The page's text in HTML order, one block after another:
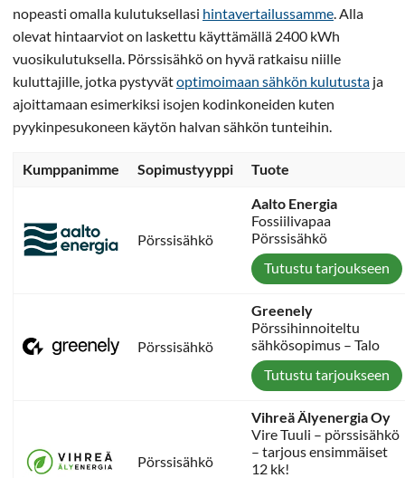
nopeasti omalla kulutuksellasi hintavertailussamme . Alla
olevat hintaarviot on laskettu käyttämällä 2400 kWh
vuosikulutuksella. Pörssisähkö on hyvä ratkaisu niille
kuluttajille, jotka pystyvätoptimoimaan sähkön kulutusta ja
ajoittamaan esimerkiksi isojen kodinkoneiden kuten
pyykinpesukoneen käytön halvan sähkön tunteihin.
Kumppanimme Sopimustyyppi Tuote
Pörssisähkö
Aalto Energia
Fossiilivapaa
Pörssisähkö
Tutustu tarjoukseen
Pörssisähkö
Greenely
Pörssihinnoiteltu
sähkösopimus – Talo
Tutustu tarjoukseen
Pörssisähkö
Vihreä Älyenergia Oy
Vire Tuuli – pörssisähkö
– tarjous ensimmäiset
12 kk!